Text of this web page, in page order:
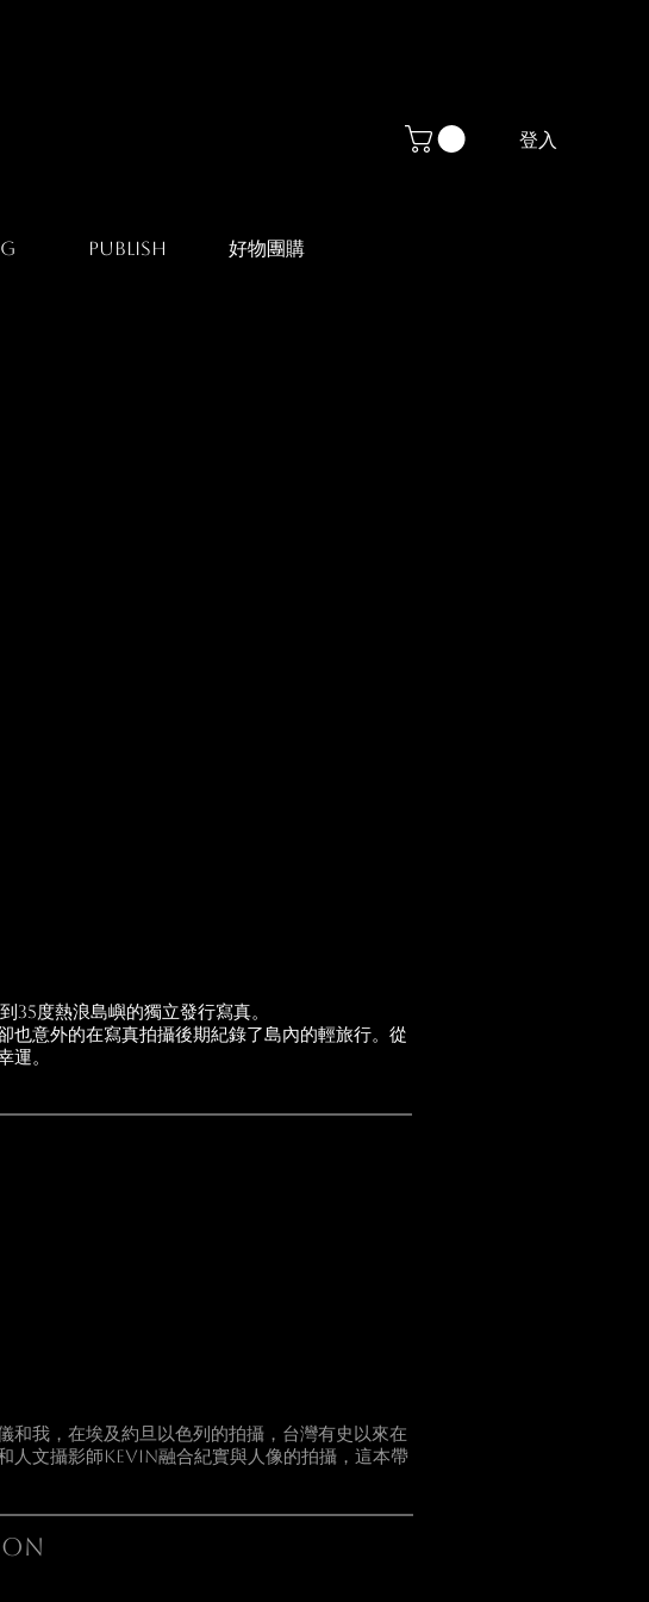
登入
Publish 好物團購
35度熱浪島嶼的獨立發行寫真。
也意外的在寫真拍攝後期紀錄了島內的輕旅行。從
運。
和我，在埃及約旦以色列的拍攝，台灣有史以來在
人文攝影師KEVIN融合紀實與人像的拍攝，這本帶